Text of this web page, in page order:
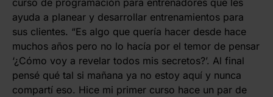
ayuda a planear y desarrollar entrenamientos para
sus clientes. “Es algo que quería hacer desde hace
muchos años pero no lo hacía por el temor de pensar
‘¿Cómo voy a revelar todos mis secretos?’. Al final
pensé qué tal si mañana ya no estoy aquí y nunca
compartí eso. Hice mi primer curso hace un par de